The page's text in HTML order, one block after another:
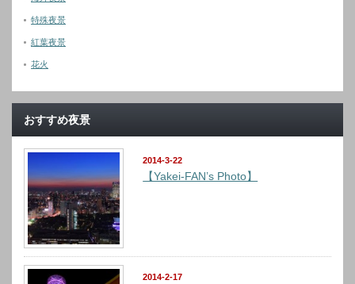
特殊夜景
紅葉夜景
花火
おすすめ夜景
2014-3-22
【Yakei-FAN’s Photo】
2014-2-17